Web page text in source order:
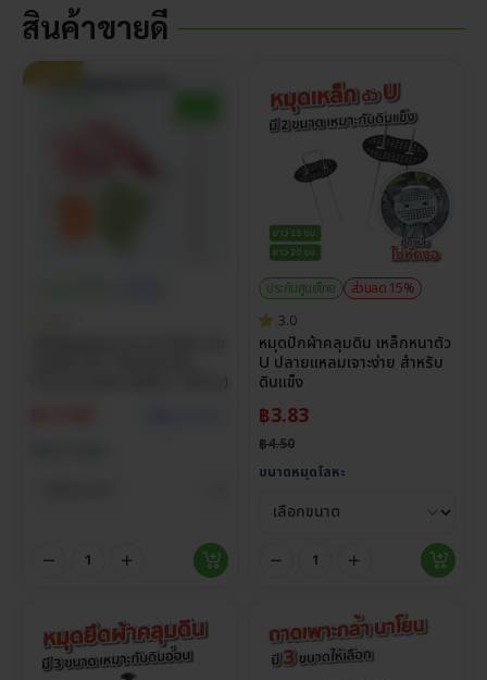
สินค้าขายดี
ประกันศูนย์ไทย
ส่วนลด 15%
3.0
หมุดปักผ้าคลุมดิน เหล็กหนาตัว
U ปลายแหลมเจาะง่าย สำหรับ
ดินแข็ง
฿3.83
฿4.50
ขนาดหมุดโลหะ